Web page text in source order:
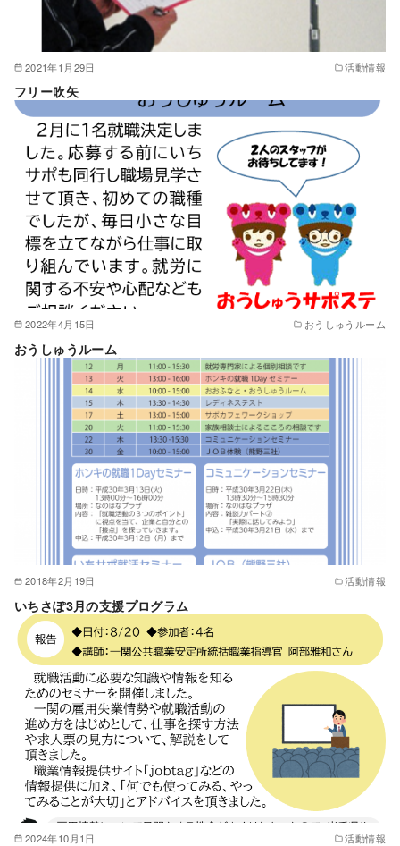
2021年1月29日 活動情報
フリー吹矢
2022年4月15日 おうしゅうルーム
おうしゅうルーム
2018年2月19日 活動情報
いちさぽ3月の支援プログラム
2024年10月1日 活動情報